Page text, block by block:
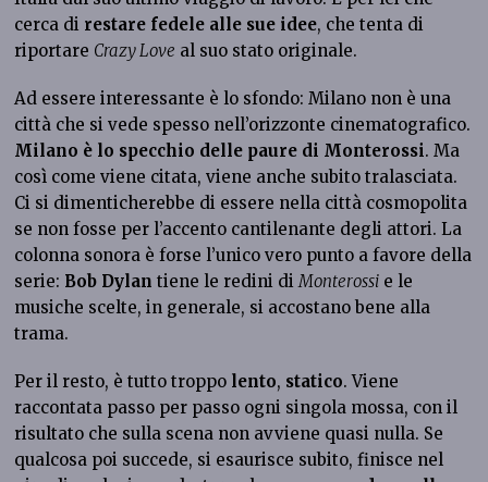
cerca di restare fedele alle sue idee, che tenta di
riportare Crazy Love al suo stato originale.
Ad essere interessante è lo sfondo: Milano non è una
città che si vede spesso nell’orizzonte cinematografico.
Milano è lo specchio delle paure di Monterossi. Ma
così come viene citata, viene anche subito tralasciata.
Ci si dimenticherebbe di essere nella città cosmopolita
se non fosse per l’accento cantilenante degli attori. La
colonna sonora è forse l’unico vero punto a favore della
serie: Bob Dylantiene le redini di Monterossi e le
musiche scelte, in generale, si accostano bene alla
trama.
Per il resto, è tutto troppo lento, statico. Viene
raccontata passo per passo ogni singola mossa, con il
risultato che sulla scena non avviene quasi nulla. Se
qualcosa poi succede, si esaurisce subito, finisce nel